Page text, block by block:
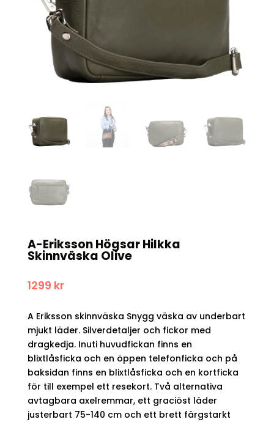
A-Eriksson Högsar Hilkka
Skinnväska Olive
1299 kr
A Eriksson skinnväska Snygg väska av underbart
mjukt läder. Silverdetaljer och fickor med
dragkedja. Inuti huvudfickan finns en
blixtlåsficka och en öppen telefonficka och på
baksidan finns en blixtlåsficka och en kortficka
för till exempel ett resekort. Två alternativa
avtagbara axelremmar, ett graciöst läder
justerbart 75-140 cm och ett brett färgstarkt